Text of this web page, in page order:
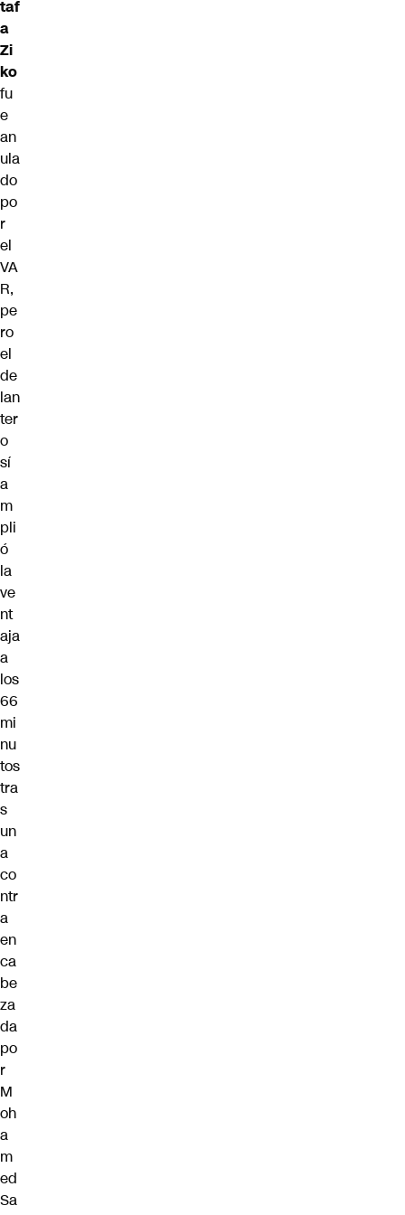
taf
a
Zi
ko
fu
e
an
ula
do
po
r
el
VA
R,
pe
ro
el
de
lan
ter
o
sí
a
m
pli
ó
la
ve
nt
aja
a
los
66
mi
nu
tos
tra
s
un
a
co
ntr
a
en
ca
be
za
da
po
r
M
oh
a
m
ed
Sa